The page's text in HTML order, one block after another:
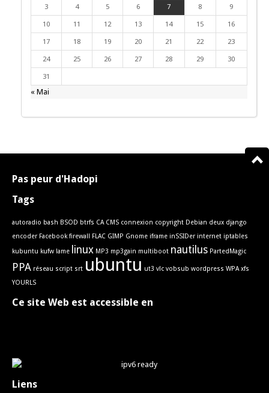
3 4 5 6 7 8 9
10 11 12 13 14 15 16
17 18 19 20 21 22 23
24 25 26 27 28 29 30
31
« Mai
Pas peur d'Hadopi
Tags
autoradio bash BSOD btrfs CA CMS connexion copyright Debian deux django
encoder Facebook firewall FLAC GIMP Gnome iframe inSSIDer internet iptables
kubuntu kufw lame linux MP3 mp3gain multiboot nautilus PartedMagic
PPA réseau script srt ubuntu ut3 vlc vobsub wordpress WPA xfs
YOURLS
Ce site Web est accessible en
Liens